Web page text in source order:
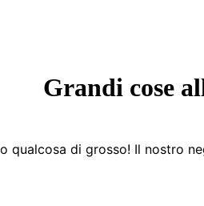
Grandi cose
qualcosa di grosso! Il nostro